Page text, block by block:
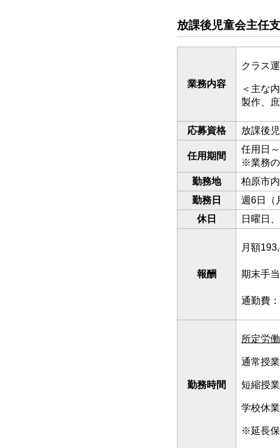
放課後児童会主任
業務内容
クラス
＜主な
製作、
応募資格 放課後
任用期間
任用日
※業務の
勤務地
柏原市
勤務日
週6日（
休日
日曜日
報酬
月額
期末手
通勤費
勤務時間
所定労
通常授
短縮授
学校休
※延長保